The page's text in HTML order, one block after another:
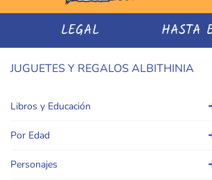
LEGAL HASTA
JUGUETES Y REGALOS ALBITHINIA
Libros y Educación
Por Edad
Personajes